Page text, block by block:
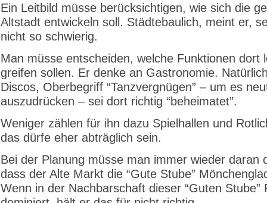
Ein Leitbild müsse berücksichtigen, wie sich die
Altstadt entwickeln soll. Städtebaulich, meint er,
nicht so schwierig.
Man müsse entscheiden, welche Funktionen dort
greifen sollen. Er denke an Gastronomie.
Discos, Oberbegriff “Tanzvergnügen” – um es
auszudrücken – sei dort richtig “beheimatet”.
Weniger zählen für ihn dazu Spielhallen und
das dürfe eher abträglich sein.
Bei der Planung müsse man immer wieder daran
dass der Alte Markt die “Gute Stube”
Wenn in der Nachbarschaft dieser “Guten Stube”